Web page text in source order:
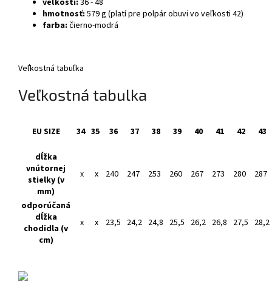
veľkosti: 36 - 48
hmotnosť: 579 g (platí pre polpár obuvi vo veľkosti 42)
farba: čierno-modrá
Veľkostná tabuľka
Veľkostná tabulka
EU SIZE 34 35 36 37 38 39 40 41 42 43
dĺžka
vnútornej
stielky (v
mm)
x x 240 247 253 260 267 273 280 287
odporúčaná
dĺžka
chodidla (v
cm)
x x 23,5 24,2 24,8 25,5 26,2 26,8 27,5 28,2